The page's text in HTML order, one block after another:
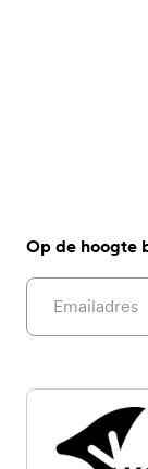
Op de hoogte
Email address